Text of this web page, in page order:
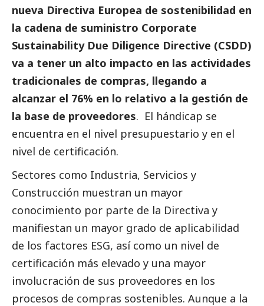
nueva Directiva Europea de sostenibilidad en
la cadena de suministro Corporate
Sustainability Due Diligence Directive (CSDD)
va a tener un alto impacto en las actividades
tradicionales de compras, llegando a
alcanzar el 76% en lo relativo a la gestión de
la base de proveedores. El hándicap se
encuentra en el nivel presupuestario y en el
nivel de certificación.
Sectores como Industria, Servicios y
Construcción muestran un mayor
conocimiento por parte de la Directiva y
manifiestan un mayor grado de aplicabilidad
de los factores ESG, así como un nivel de
certificación más elevado y una mayor
involucración de sus proveedores en los
procesos de compras sostenibles. Aunque a la